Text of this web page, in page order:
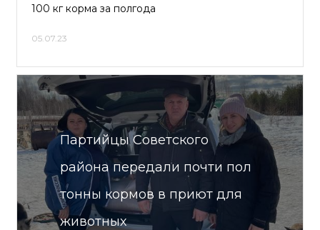
100 кг корма за полгода
05.07.23
Партийцы Советского
района передали почти пол
тонны кормов в приют для
животных